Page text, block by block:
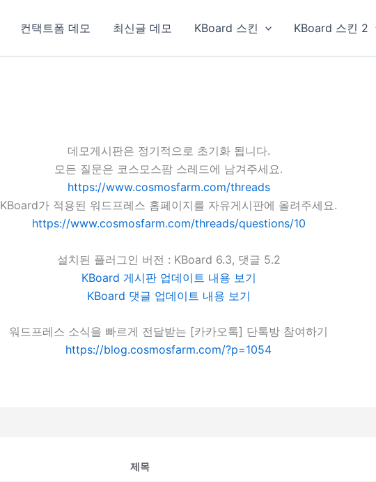
컨택트폼 데모 최신글 데모 KBoard 스킨 KBoard 스킨 2
데모게시판은 정기적으로 초기화 됩니다.
모든 질문은 코스모스팜 스레드에 남겨주세요.
https://www.cosmosfarm.com/threads
KBoard가 적용된 워드프레스 홈페이지를 자유게시판에 올려주세요.
https://www.cosmosfarm.com/threads/questions/10
설치된 플러그인 버전 : KBoard 6.3, 댓글 5.2
KBoard 게시판 업데이트 내용 보기
KBoard 댓글 업데이트 내용 보기
워드프레스 소식을 빠르게 전달받는 [카카오톡] 단톡방 참여하기
https://blog.cosmosfarm.com/?p=1054
제목